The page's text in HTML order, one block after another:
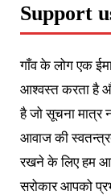
Support
गाँव के लोग एक
आश्वस्त करता है
है जो सूचना मात्र
आवाज की
रखने के लिए हम
सरोकार आपको